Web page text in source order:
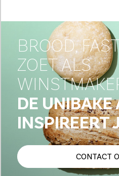
BROOD,
ZOET ALS
DE UNIBAKE
INSPIREERT
CONTACT